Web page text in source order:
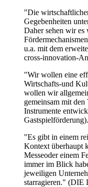
"Die
Gegebenheiten
Daher sehen wir es
u.a. mit dem
cross-innovation-
"Wir wollen eine
Wirtschafts-und
wollen wir
gemeinsam mit
Instrumente
"Es gibt in einem
Kontext überhaupt
Messeoder einem
immer im Blick
jeweiligen
starragieren."